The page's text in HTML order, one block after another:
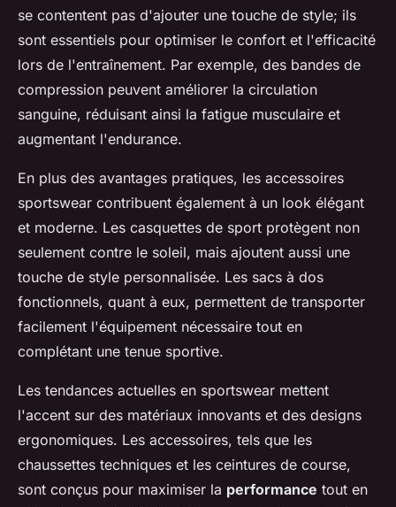
se contentent pas d'ajouter une touche de style; ils
sont essentiels pour optimiser le confort et l'efficacité
lors de l'entraînement. Par exemple, des bandes de
compression peuvent améliorer la circulation
sanguine, réduisant ainsi la fatigue musculaire et
augmentant l'endurance.
En plus des avantages pratiques, les accessoires
sportswear contribuent également à un look élégant
et moderne. Les casquettes de sport protègent non
seulement contre le soleil, mais ajoutent aussi une
touche de style personnalisée. Les sacs à dos
fonctionnels, quant à eux, permettent de transporter
facilement l'équipement nécessaire tout en
complétant une tenue sportive.
Les tendances actuelles en sportswear mettent
l'accent sur des matériaux innovants et des designs
ergonomiques. Les accessoires, tels que les
chaussettes techniques et les ceintures de course,
sont conçus pour maximiser la performance tout en